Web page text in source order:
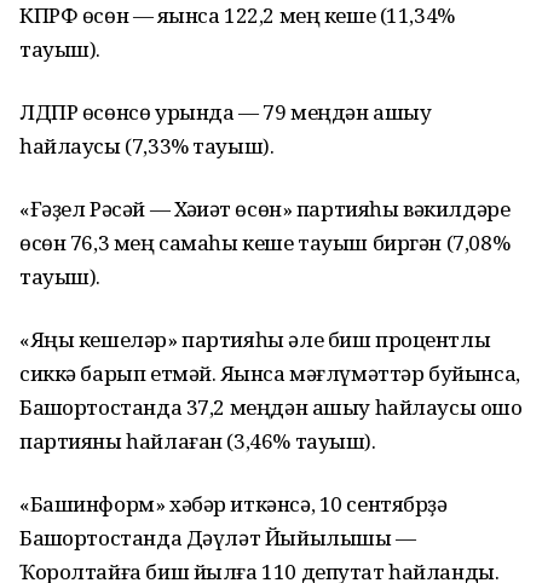
КПРФ өсөн — яҡынса 122,2 мең кеше (11,34%
тауыш).
ЛДПР өсөнсө урында — 79 меңдән ашыу
һайлаусы (7,33% тауыш).
«Ғәҙел Рәсәй — Хәҡиҡәт өсөн» партияһы вәкилдәре
өсөн 76,3 мең самаһы кеше тауыш биргән (7,08%
тауыш).
«Яңы кешеләр» партияһы әле биш процентлыҡ
сиккә барып етмәй. Яҡынса мәғлүмәттәр буйынса,
Башҡортостанда 37,2 меңдән ашыу һайлаусы ошо
партияны һайлаған (3,46% тауыш).
«Башинформ» хәбәр иткәнсә, 10 сентябрҙә
Башҡортостанда Дәүләт Йыйылышы —
Ҡоролтайға биш йылға 110 депутат һайланды.